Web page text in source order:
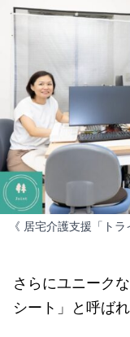
《 居宅介護支援「ト
さらにユニーク
シート」と呼ば